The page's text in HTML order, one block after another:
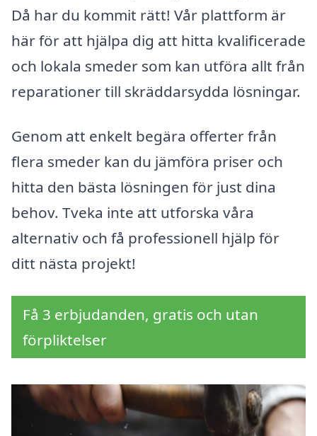
Då har du kommit rätt! Vår plattform är
här för att hjälpa dig att hitta kvalificerade
och lokala smeder som kan utföra allt från
reparationer till skräddarsydda lösningar.
Genom att enkelt begära offerter från
flera smeder kan du jämföra priser och
hitta den bästa lösningen för just dina
behov. Tveka inte att utforska våra
alternativ och få professionell hjälp för
ditt nästa projekt!
Få 3 erbjudanden, gratis och utan
förpliktelser